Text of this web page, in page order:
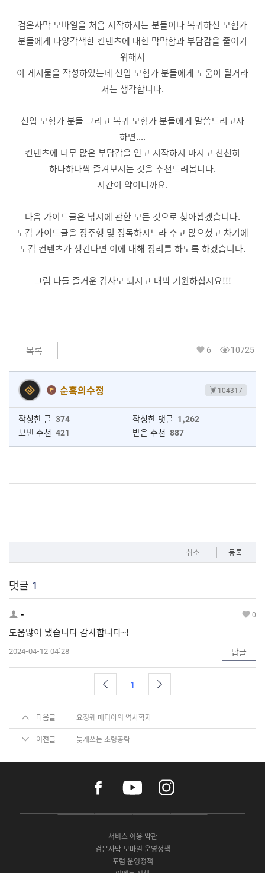
검은사막 모바일을 처음 시작하시는 분들이나 복귀하신 모험가
분들에게 다양각색한 컨텐츠에 대한 막막함과 부담감을 줄이기
위해서
이 게시물을 작성하였는데 신입 모험가 분들에게 도움이 될거라
저는 생각합니다.
신입 모험가 분들 그리고 복귀 모험가 분들에게 말씀드리고자
하면....
컨텐츠에 너무 많은 부담감을 안고 시작하지 마시고 천천히
하나하나씩 즐겨보시는 것을 추천드려봅니다.
시간이 약이니까요.
다음 가이드글은 낚시에 관한 모든 것으로 찾아뵙겠습니다.
도감 가이드글을 정주행 및 정독하시느라 수고 많으셨고 차기에
도감 컨텐츠가 생긴다면 이에 대해 정리를 하도록 하겠습니다.
그럼 다들 즐거운 검사모 되시고 대박 기원하십시요!!!
목록 6 10725
순흑의수정 104317
작성한 글 374 작성한 댓글 1,262
보낸 추천 421 받은 추천 887
취소 등록
댓글 1
- 0
도움많이 됐습니다 감사합니다~!
2024-04-12 04:28 답글
1
다음글 요정퀘 메디아의 역사학자
이전글 늦게쓰는 초령공략
a
e
o
k
o
t
b
e
i
n
s
t
r
a
P
A
p
S
t
G
G
a
O
S
서비스 이용 약관
검은사막 모바일 운영정책
포럼 운영정책